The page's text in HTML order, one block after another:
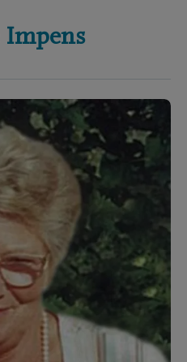
Impens